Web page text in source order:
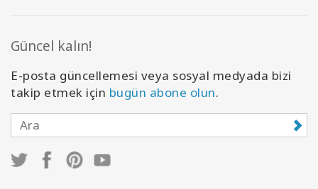
Güncel kalın!
E-posta güncellemesi veya sosyal medyada bizi
takip etmek için bugün abone olun.